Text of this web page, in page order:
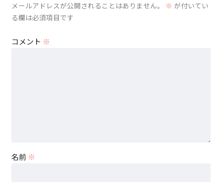
メールアドレスが公開されることはありません。 ※ が付いてい
る欄は必須項目です
コメント ※
名前 ※